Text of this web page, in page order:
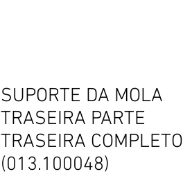
SUPORTE DA MOLA
TRASEIRA PARTE
TRASEIRA COMPLETO
(013.100048)